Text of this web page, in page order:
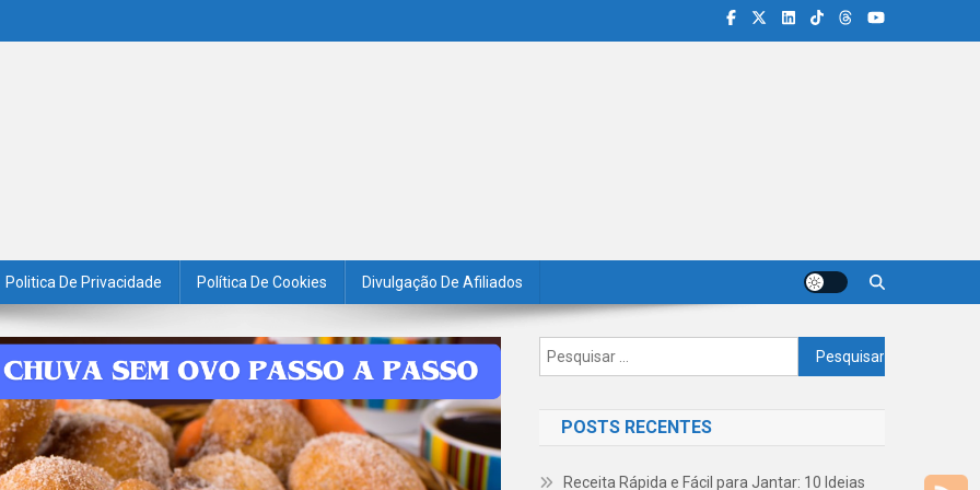
Politica De Privacidade Política De Cookies Divulgação De Afiliados
Pesquisar
por:
POSTS RECENTES
Receita Rápida e Fácil para Jantar: 10 Ideias